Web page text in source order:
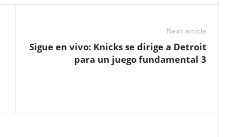
Next article
Sigue en vivo: Knicks se dirige a Detroit
para un juego fundamental 3